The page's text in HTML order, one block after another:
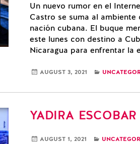
Un nuevo rumor en el
Castro se suma al
nación cubana. El buque
este lunes con destino a
Nicaragua para enfrentar la
AUGUST 3, 2021
YADIRA ESCOBAR
AUGUST 1, 2021